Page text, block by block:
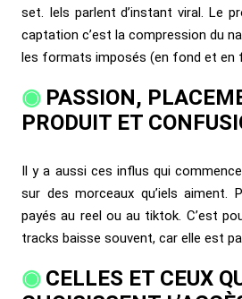
set. Iels parlent d’instant viral. Le
captation c’est la compression du
les formats imposés (en fond et en
PASSION,
PRODUIT ET
Il y a aussi ces influs qui
sur des morceaux qu’iels aiment.
payés au reel ou au tiktok. C’est
tracks baisse souvent, car elle est
CELLES ET CEUX